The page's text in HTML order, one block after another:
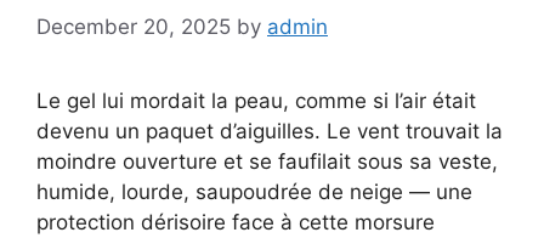
December 20, 2025 by admin
Le gel lui mordait la peau, comme si l’air était
devenu un paquet d’aiguilles. Le vent trouvait la
moindre ouverture et se faufilait sous sa veste,
humide, lourde, saupoudrée de neige — une
protection dérisoire face à cette morsure